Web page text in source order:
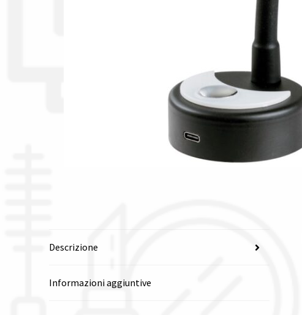
Descrizione
Informazioni aggiuntive